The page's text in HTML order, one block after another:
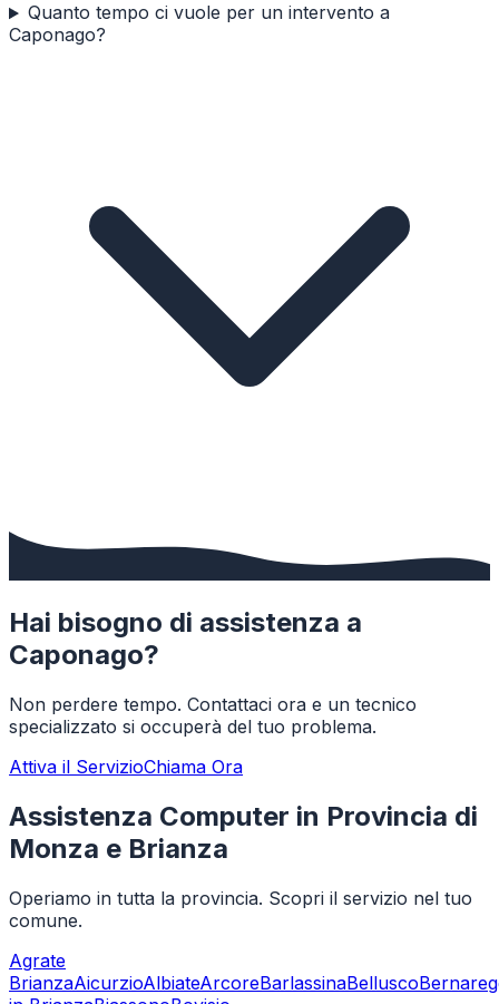
Quanto tempo ci vuole per un intervento a
Caponago?
Hai bisogno di assistenza a
Caponago?
Non perdere tempo. Contattaci ora e un tecnico
specializzato si occuperà del tuo problema.
Attiva il ServizioChiama Ora
Assistenza Computer in Provincia di
Monza e Brianza
Operiamo in tutta la provincia. Scopri il servizio nel tuo
comune.
Agrate
BrianzaAicurzioAlbiateArcoreBarlassinaBellusco